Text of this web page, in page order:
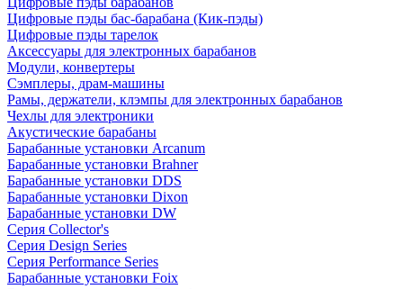
Цифровые пэды бас-барабана (Кик-пэды)
Цифровые пэды тарелок
Аксессуары для электронных барабанов
Модули, конвертеры
Сэмплеры, драм-машины
Рамы, держатели, клэмпы для электронных барабанов
Чехлы для электроники
Акустические барабаны
Барабанные установки Arcanum
Барабанные установки Brahner
Барабанные установки DDS
Барабанные установки Dixon
Барабанные установки DW
Серия Collector's
Серия Design Series
Серия Performance Series
Барабанные установки Foix